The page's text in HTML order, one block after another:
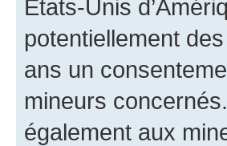
États-Unis
potentiellement
ans un
mineurs
également aux